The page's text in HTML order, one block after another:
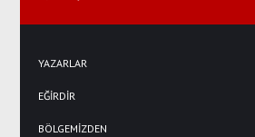
YAZARLAR
EĞİRDİR
BÖLGEMİZDEN